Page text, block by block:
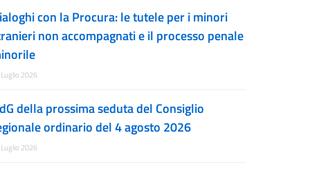
con la Procura: le tutele per i minori
non accompagnati e il processo penale
2026
della prossima seduta del Consiglio
ordinario del 4 agosto 2026
2026